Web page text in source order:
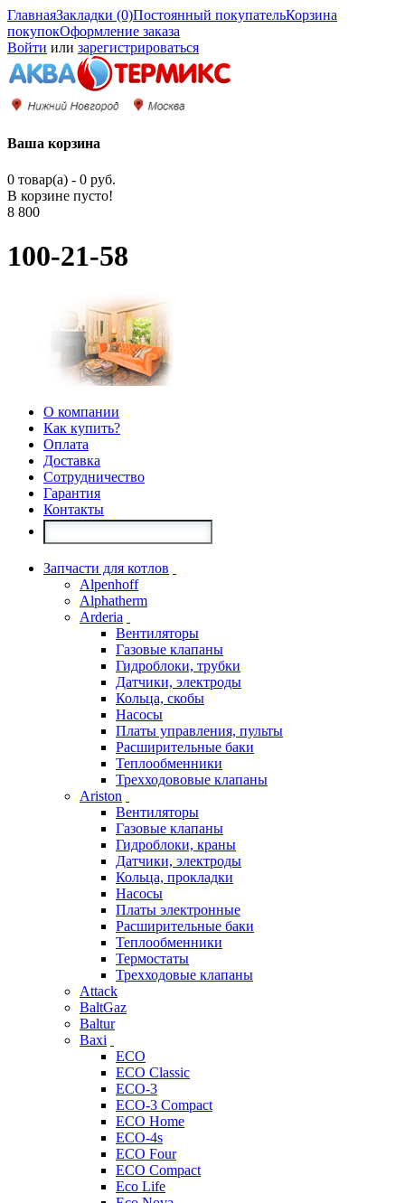
ГлавнаяЗакладки (0)Постоянный покупательКорзина
покупокОформление заказа
Войти или зарегистрироваться
Ваша корзина
0 товар(а) - 0 руб.
В корзине пусто!
8 800
100-21-58
О компании
Как купить?
Оплата
Доставка
Сотрудничество
Гарантия
Контакты
Запчасти для котлов
Alpenhoff
Alphatherm
Arderia
Вентиляторы
Газовые клапаны
Гидроблоки, трубки
Датчики, электроды
Кольца, скобы
Насосы
Платы управления, пульты
Расширительные баки
Теплообменники
Трехходововые клапаны
Ariston
Вентиляторы
Газовые клапаны
Гидроблоки, краны
Датчики, электроды
Кольца, прокладки
Насосы
Платы электронные
Расширительные баки
Теплообменники
Термостаты
Трехходовые клапаны
Attack
BaltGaz
Baltur
Baxi
ECO
ECO Classic
ECO-3
ECO-3 Compact
ECO Home
ECO-4s
ECO Four
ECO Compact
Eco Life